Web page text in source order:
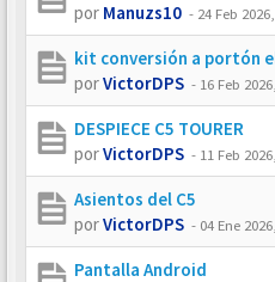
por Manuzs10 - 24 Feb
kit conversión a portón
porVictorDPS - 16 Feb
DESPIECE C5 TOURER
porVictorDPS - 11 Feb
Asientos del C5
porVictorDPS - 04 Ene
Pantalla Android